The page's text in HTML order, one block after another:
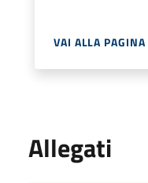
VAI ALLA PAGINA
Allegati